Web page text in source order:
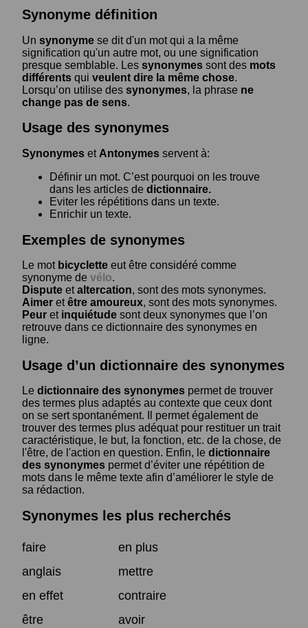
Synonyme définition
Un synonyme se dit d'un mot qui a la même
signification qu'un autre mot, ou une signification
presque semblable. Les synonymes sont des mots
différents qui veulent dire la même chose.
Lorsqu’on utilise des synonymes, la phrase ne
change pas de sens.
Usage des synonymes
Synonymes et Antonymes servent à:
Définir un mot. C’est pourquoi on les trouve
dans les articles de dictionnaire.
Eviter les répétitions dans un texte.
Enrichir un texte.
Exemples de synonymes
Le mot bicyclette eut être considéré comme
synonyme de vélo.
Dispute etaltercation, sont des mots synonymes.
Aimer etêtre amoureux, sont des mots synonymes.
Peur et inquiétude sont deux synonymes que l’on
retrouve dans ce dictionnaire des synonymes en
ligne.
Usage d’un dictionnaire des synonymes
Le dictionnaire des synonymes permet de trouver
des termes plus adaptés au contexte que ceux dont
on se sert spontanément. Il permet également de
trouver des termes plus adéquat pour restituer un trait
caractéristique, le but, la fonction, etc. de la chose, de
l'être, de l'action en question. Enfin, le dictionnaire
des synonymes permet d’éviter une répétition de
mots dans le même texte afin d’améliorer le style de
sa rédaction.
Synonymes les plus recherchés
faire
en plus
anglais
mettre
en effet
contraire
être
avoir